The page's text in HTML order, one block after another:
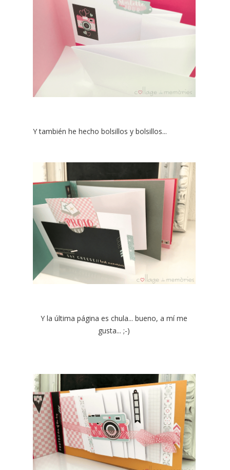
Y también he hecho bolsillos y bolsillos...
Y la última página es chula... bueno, a mí me
gusta... ;-)